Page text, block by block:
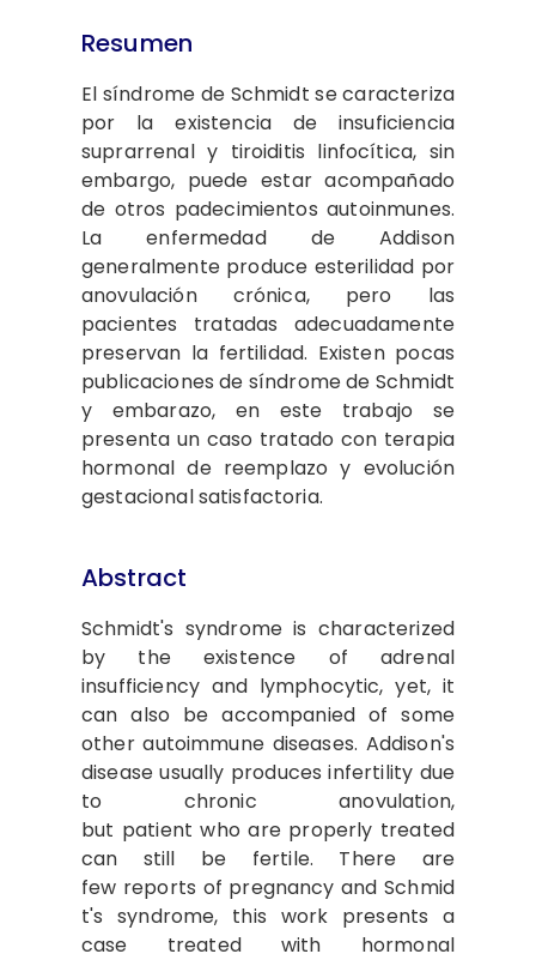
Resumen
El síndrome de Schmidt se caracteriza
por la existencia de insuficiencia
suprarrenal y tiroiditis linfocítica, sin
embargo, puede estar acompañado
de otros padecimientos autoinmunes.
La enfermedad de Addison
generalmente produce esterilidad por
anovulación crónica, pero las
pacientes tratadas adecuadamente
preservan la fertilidad. Existen pocas
publicaciones de síndrome de Schmidt
y embarazo, en este trabajo se
presenta un caso tratado con terapia
hormonal de reemplazo y evolución
gestacional satisfactoria.
Abstract
Schmidt's syndrome is characterized
by the existence of adrenal
insufficiency and lymphocytic, yet, it
can also be accompanied of some
other autoimmune diseases. Addison's
disease usually produces infertility due
to chronic anovulation,
but patient who are properly treated
can still be fertile. There are
few reports of pregnancy and Schmid
t's syndrome, this work presents a
case treated with hormonal